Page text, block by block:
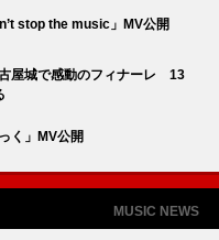
stop the music」MV公開
屋城で感動のフィナーレ 13
く」MV公開
MUSIC NEWS